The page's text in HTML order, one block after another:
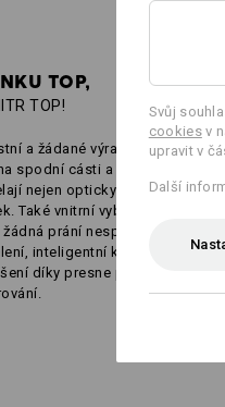
TOP,
TOP!
a žádané výrazné prvky ve
spodní cásti a na držadlech
nejen opticky opravdový
Také vnitrní vybavení nenechává
prání nesplnená: Velkorysé
inteligentní kapsy a
díky presne promyšlenému
Svůj
cookiesv
upravit v
Další